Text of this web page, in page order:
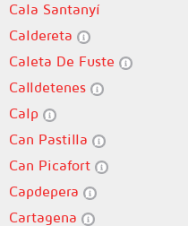
Cala Santanyí
Caldereta
Caleta De Fuste
Calldetenes
Calp
Can Pastilla
Can Picafort
Capdepera
Cartagena